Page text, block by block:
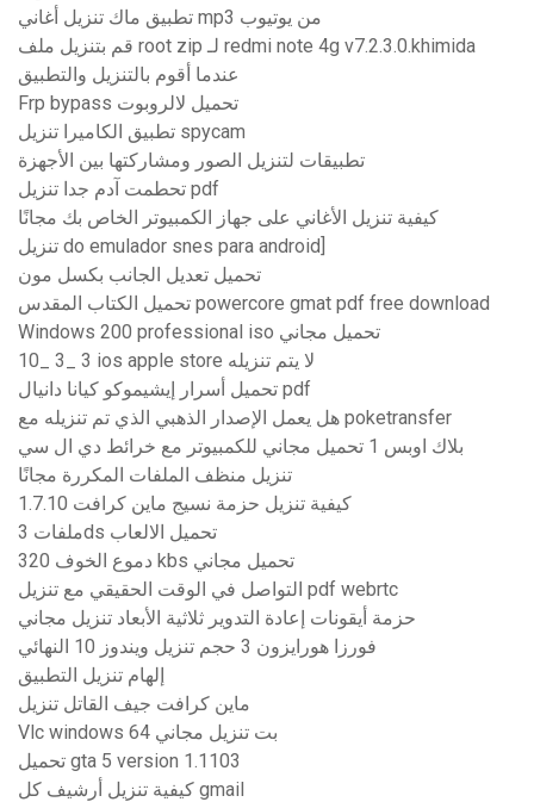
تطبيق ماك تنزيل أغاني mp3 من يوتيوب
قم بتنزيل ملف root zip لـ redmi note 4g v7.2.3.0.khimida
عندما أقوم بالتنزيل والتطبيق
Frp bypass تحميل لالروبوت
تطبيق الكاميرا تنزيل spycam
تطبيقات لتنزيل الصور ومشاركتها بين الأجهزة
تحطمت آدم جدا تنزيل pdf
كيفية تنزيل الأغاني على جهاز الكمبيوتر الخاص بك مجانًا
تنزيل do emulador snes para android]
تحميل تعديل الجانب بكسل مون
تحميل الكتاب المقدس powercore gmat pdf free download
Windows 200 professional iso تحميل مجاني
10_ 3_ 3 ios apple store لا يتم تنزيله
تحميل أسرار إيشيموكو كيانا دانيال pdf
هل يعمل الإصدار الذهبي الذي تم تنزيله مع poketransfer
بلاك اوبس 1 تحميل مجاني للكمبيوتر مع خرائط دي ال سي
تنزيل منظف الملفات المكررة مجانًا
كيفية تنزيل حزمة نسيج ماين كرافت 1.7.10
ملفات 3ds تحميل الالعاب
دموع الخوف 320 kbs تحميل مجاني
التواصل في الوقت الحقيقي مع تنزيل pdf webrtc
حزمة أيقونات إعادة التدوير ثلاثية الأبعاد تنزيل مجاني
فورزا هورايزون 3 حجم تنزيل ويندوز 10 النهائي
إلهام تنزيل التطبيق
ماين كرافت جيف القاتل تنزيل
Vlc windows 64 بت تنزيل مجاني
تحميل gta 5 version 1.1103
كيفية تنزيل أرشيف كل gmail